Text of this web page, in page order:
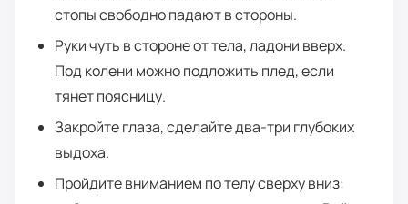
стопы свободно падают в стороны.
Руки чуть в стороне от тела, ладони вверх.
Под колени можно подложить плед, если
тянет поясницу.
Закройте глаза, сделайте два-три глубоких
выдоха.
Пройдите вниманием по телу сверху вниз: